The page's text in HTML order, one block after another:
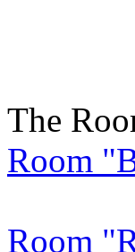
The
Room
Room